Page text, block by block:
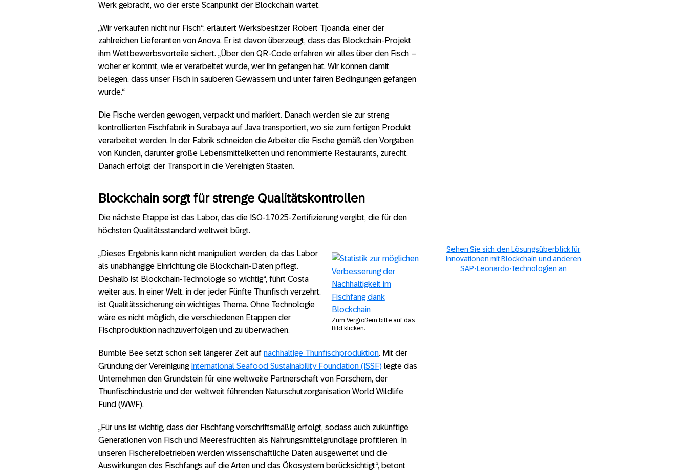
Werk gebracht, wo der erste Scanpunkt der Blockchain wartet.
„Wir verkaufen nicht nur Fisch“, erläutert Werksbesitzer Robert Tjoanda, einer der
zahlreichen Lieferanten von Anova. Er ist davon überzeugt, dass das Blockchain-Projekt
ihm Wettbewerbsvorteile sichert. „Über den QR-Code erfahren wir alles über den Fisch –
woher er kommt, wie er verarbeitet wurde, wer ihn gefangen hat. Wir können damit
belegen, dass unser Fisch in sauberen Gewässern und unter fairen Bedingungen gefangen
wurde.“
Die Fische werden gewogen, verpackt und markiert. Danach werden sie zur streng
kontrollierten Fischfabrik in Surabaya auf Java transportiert, wo sie zum fertigen Produkt
verarbeitet werden. In der Fabrik schneiden die Arbeiter die Fische gemäß den Vorgaben
von Kunden, darunter große Lebensmittelketten und renommierte Restaurants, zurecht.
Danach erfolgt der Transport in die Vereinigten Staaten.
Blockchain sorgt für strenge Qualitätskontrollen
Die nächste Etappe ist das Labor, das die ISO-17025-Zertifizierung vergibt, die für den
höchsten Qualitätsstandard weltweit bürgt.
Zum Vergrößern bitte auf das
Bild klicken.
„Dieses Ergebnis kann nicht manipuliert werden, da das Labor
als unabhängige Einrichtung die Blockchain-Daten pflegt.
Deshalb ist Blockchain-Technologie so wichtig“, führt Costa
weiter aus. In einer Welt, in der jeder Fünfte Thunfisch verzehrt,
ist Qualitätssicherung ein wichtiges Thema. Ohne Technologie
wäre es nicht möglich, die verschiedenen Etappen der
Fischproduktion nachzuverfolgen und zu überwachen.
Bumble Bee setzt schon seit längerer Zeit auf nachhaltige Thunfischproduktion. Mit der
Gründung der Vereinigung International Seafood Sustainability Foundation (ISSF) legte das
Unternehmen den Grundstein für eine weltweite Partnerschaft von Forschern, der
Thunfischindustrie und der weltweit führenden Naturschutzorganisation World Wildlife
Fund (WWF).
„Für uns ist wichtig, dass der Fischfang vorschriftsmäßig erfolgt, sodass auch zukünftige
Generationen von Fisch und Meeresfrüchten als Nahrungsmittelgrundlage profitieren. In
unseren Fischereibetrieben werden wissenschaftliche Daten ausgewertet und die
Auswirkungen des Fischfangs auf die Arten und das Ökosystem berücksichtigt“, betont
Sehen Sie sich den Lösungsüberblick für
Innovationen mit Blockchain und anderen
SAP-Leonardo-Technologien an